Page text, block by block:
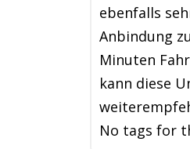
ebenfalls
Anbindung
Minuten
kann diese
No tags for